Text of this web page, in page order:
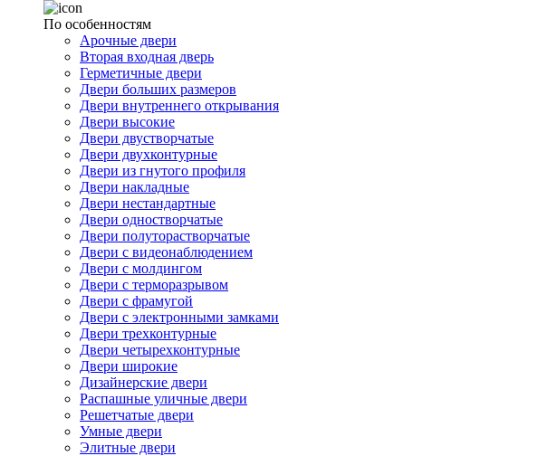
По особенностям
Арочные двери
Вторая входная дверь
Герметичные двери
Двери больших размеров
Двери внутреннего открывания
Двери высокие
Двери двустворчатые
Двери двухконтурные
Двери из гнутого профиля
Двери накладные
Двери нестандартные
Двери одностворчатые
Двери полуторастворчатые
Двери с видеонаблюдением
Двери с молдингом
Двери с терморазрывом
Двери с фрамугой
Двери с электронными замками
Двери трехконтурные
Двери четырехконтурные
Двери широкие
Дизайнерские двери
Распашные уличные двери
Решетчатые двери
Умные двери
Элитные двери